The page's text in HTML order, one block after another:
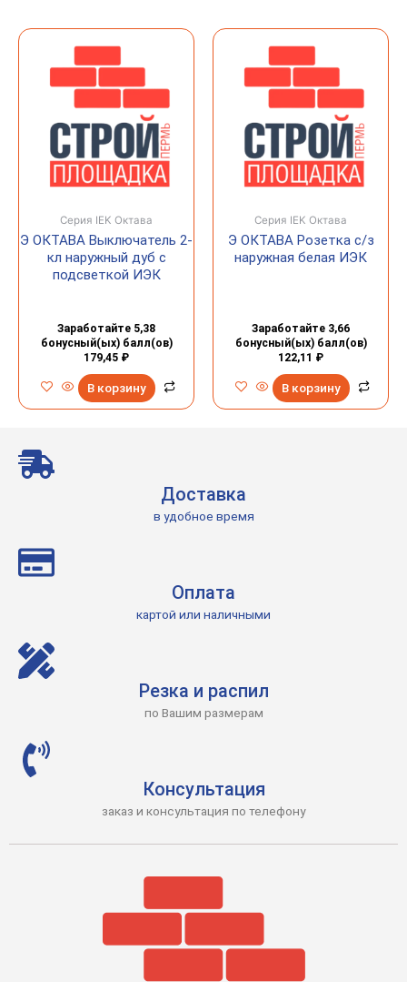
Серия IEK Октава
Э ОКТАВА Выключатель 2-
кл наружный дуб с
подсветкой ИЭК
Заработайте 5,38
бонусный(ых) балл(ов)
179,45 ₽
В корзину
Серия IEK Октава
Э ОКТАВА Розетка с/з
наружная белая ИЭК
Заработайте 3,66
бонусный(ых) балл(ов)
122,11 ₽
В корзину
Доставка
в удобное время
Оплата
картой или наличными
Резка и распил
по Вашим размерам
Консультация
заказ и консультация по телефону